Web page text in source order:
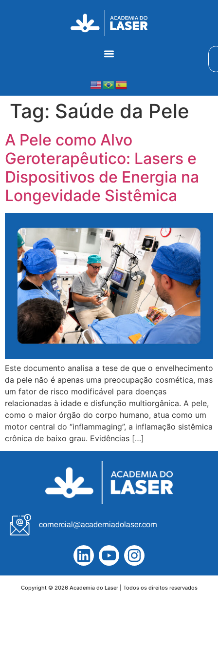
Tag: Saúde da Pele
A Pele como Alvo
Geroterapêutico: Lasers e
Dispositivos de Energia na
Longevidade Sistêmica
Este documento analisa a tese de que o envelhecimento
da pele não é apenas uma preocupação cosmética, mas
um fator de risco modificável para doenças
relacionadas à idade e disfunção multiorgânica. A pele,
como o maior órgão do corpo humano, atua como um
motor central do “inflammaging”, a inflamação sistêmica
crônica de baixo grau. Evidências […]
comercial@academiadolaser.com
Copyright © 2026 Academia do Laser | Todos os direitos reservados